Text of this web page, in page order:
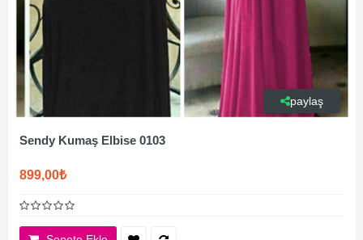
paylaş
Sendy Kumaş Elbise 0103
899,00₺